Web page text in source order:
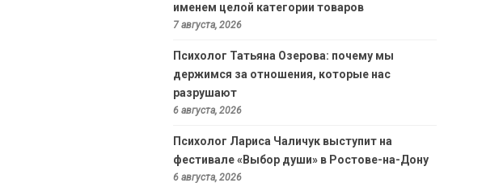
именем целой категории товаров
7 августа, 2026
Психолог Татьяна Озерова: почему мы
держимся за отношения, которые нас
разрушают
6 августа, 2026
Психолог Лариса Чаличук выступит на
фестивале «Выбор души» в Ростове-на-Дону
6 августа, 2026